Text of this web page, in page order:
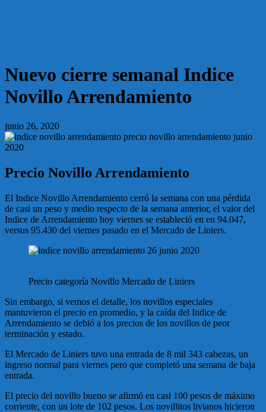
Nuevo cierre semanal Indice
Novillo Arrendamiento
junio 26, 2020
Precio Novillo Arrendamiento
El Indice Novillo Arrendamiento cerró la semana con una pérdida
de casi un peso y medio respecto de la semana anterior, el valor del
Indice de Arrendamiento hoy viernes se estableció en en 94.047,
versus 95.430 del viernes pasado en el Mercado de Liniers.
Precio categoría Novillo Mercado de Liniers
Sin embargo, si vemos el detalle, los novillos especiales
mantuvieron el precio en promedio, y la caída del Indice de
Arrendamiento se debió a los precios de los novillos de peor
terminación y estado.
El Mercado de Liniers tuvo una entrada de 8 mil 343 cabezas, un
ingreso normal para viernes pero que completó una semana de baja
entrada.
El precio del novillo bueno se afirmó en casi 100 pesos de máximo
corriente, con un lote de 102 pesos. Los novillitos livianos hicieron